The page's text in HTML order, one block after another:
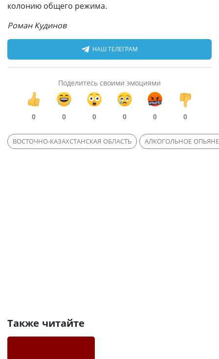
колонию общего режима.
Роман Кудинов
НАШ ТЕЛЕГРАМ
Поделитесь своими эмоциями
0 0 0 0 0 0
ВОСТОЧНО-КАЗАХСТАНСКАЯ ОБЛАСТЬ АЛКОГОЛЬНОЕ
Также читайте